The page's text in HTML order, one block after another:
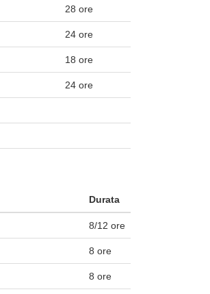
28 ore
24 ore
18 ore
24 ore
Durata
8/12 ore
8 ore
8 ore